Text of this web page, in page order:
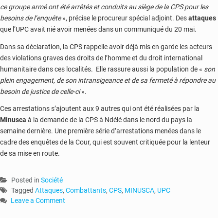
ce groupe armé ont été arrêtés et conduits au siège de la CPS pour les
besoins de l’enquête», précise le procureur spécial adjoint. Desattaques
que l’UPC avait nié avoir menées dans un communiqué du 20 mai.
Dans sa déclaration, la CPS rappelle avoir déjà mis en garde les acteurs
des violations graves des droits de l’homme et du droit international
humanitaire dans ces localités. Elle rassure aussi la population de « son
plein engagement, de son intransigeance et de sa fermeté à répondre au
besoin de justice de celle-ci».
Ces arrestations s’ajoutent aux 9 autres qui ont été réalisées par la
Minusca à la demande de la CPS à Ndélé dans le nord du pays la
semaine dernière. Une première série d’arrestations menées dans le
cadre des enquêtes de la Cour, qui est souvent critiquée pour la lenteur
de sa mise en route.
Posted in Société
Tagged Attaques, Combattants, CPS, MINUSCA, UPC
Leave a Comment